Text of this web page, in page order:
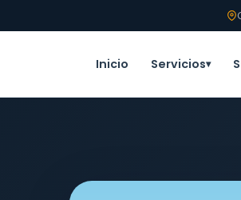
Inicio Servicios▾